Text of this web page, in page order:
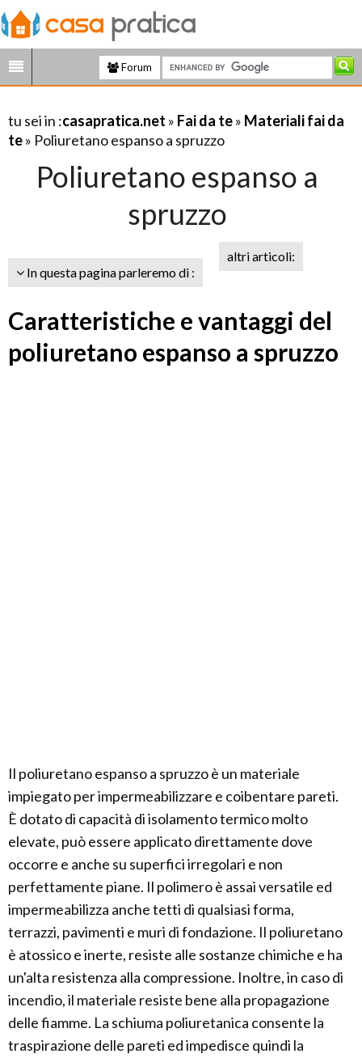
Forum
tu sei in :casapratica.net » Fai da te» Materiali fai da
te» Poliuretano espanso a spruzzo
Poliuretano espanso a
spruzzo
In questa pagina parleremo di :
altri articoli:
Caratteristiche e vantaggi del
poliuretano espanso a spruzzo
Il poliuretano espanso a spruzzo è un materiale
impiegato per impermeabilizzare e coibentare pareti.
È dotato di capacità di isolamento termico molto
elevate, può essere applicato direttamente dove
occorre e anche su superfici irregolari e non
perfettamente piane. Il polimero è assai versatile ed
impermeabilizza anche tetti di qualsiasi forma,
terrazzi, pavimenti e muri di fondazione. Il poliuretano
è atossico e inerte, resiste alle sostanze chimiche e ha
un'alta resistenza alla compressione. Inoltre, in caso di
incendio, il materiale resiste bene alla propagazione
delle fiamme. La schiuma poliuretanica consente la
traspirazione delle pareti ed impedisce quindi la